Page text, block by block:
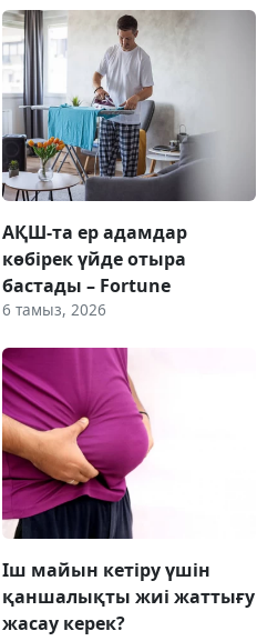
АҚШ-та ер адамдар
көбірек үйде отыра
бастады – Fortune
6 тамыз, 2026
Іш майын кетіру үшін
қаншалықты жиі жаттығу
жасау керек?